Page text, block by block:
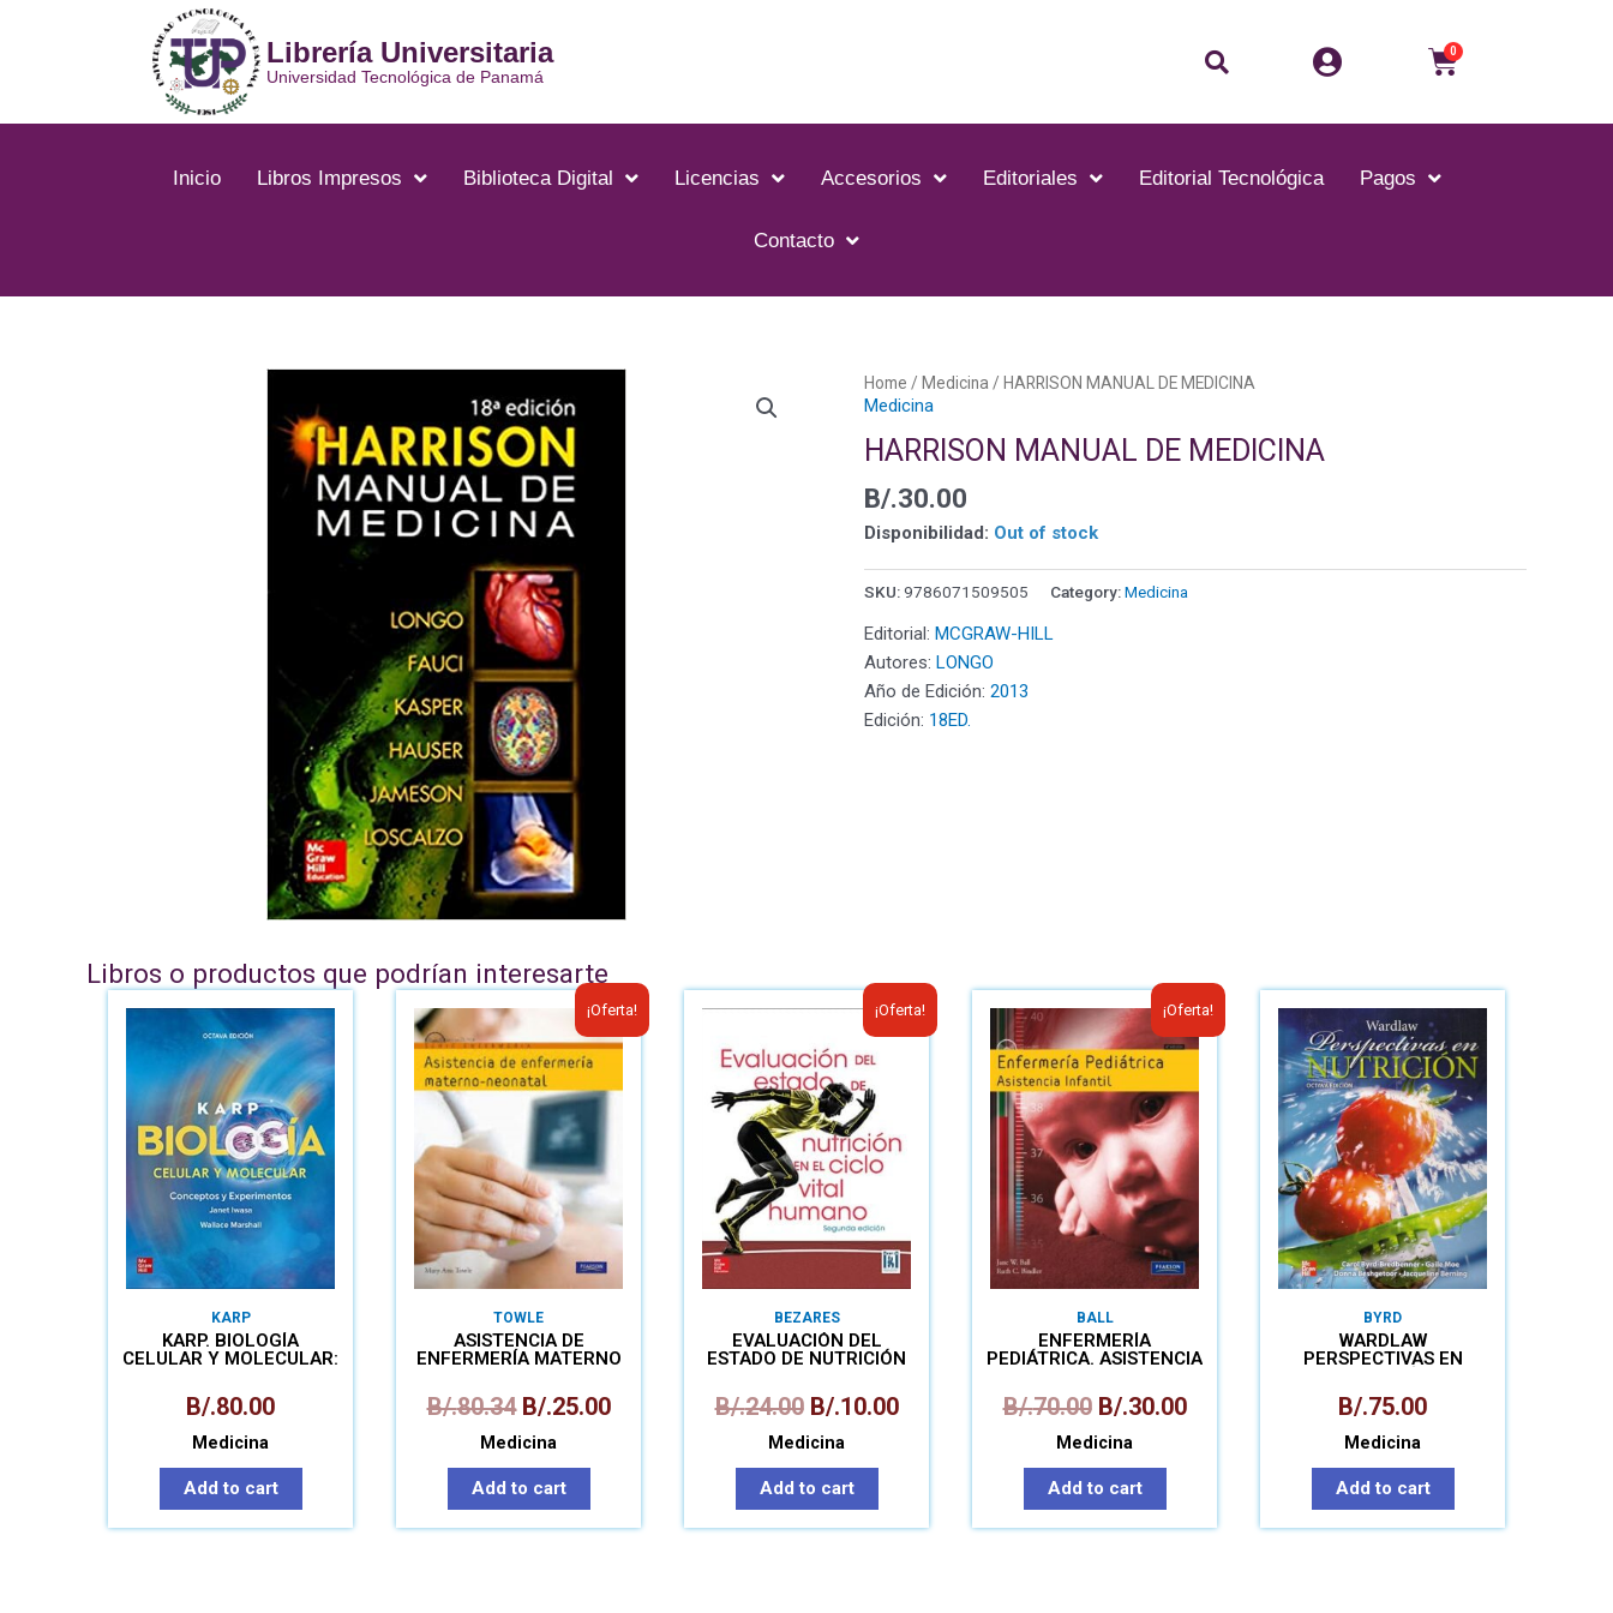
Librería Universitaria
Universidad Tecnológica de Panamá
0
Inicio Libros Impresos Biblioteca Digital Licencias Accesorios Editoriales Editorial Tecnológica Pagos
Contacto
Home / Medicina / HARRISON MANUAL DE MEDICINA
Medicina
HARRISON MANUAL DE MEDICINA
B/.30.00
Disponibilidad: Out of stock
SKU:9786071509505 Category:Medicina
Editorial: MCGRAW-HILL
Autores: LONGO
Año de Edición: 2013
Edición: 18ED.
Libros o productos que podrían interesarte
KARP
KARP. BIOLOGÍA
CELULAR Y MOLECULAR:
EXPERIMENTOS
B/.80.00
Medicina
Add to cart
¡Oferta!
TOWLE
ASISTENCIA DE
ENFERMERÍA MATERNO
B/.80.34 B/.25.00
Medicina
Add to cart
¡Oferta!
BEZARES
EVALUACIÓN DEL
ESTADO DE NUTRICIÓN
B/.24.00 B/.10.00
Medicina
Add to cart
¡Oferta!
BALL
ENFERMERÍA
PEDIÁTRICA. ASISTENCIA
B/.70.00 B/.30.00
Medicina
Add to cart
BYRD
WARDLAW
PERSPECTIVAS EN
B/.75.00
Medicina
Add to cart